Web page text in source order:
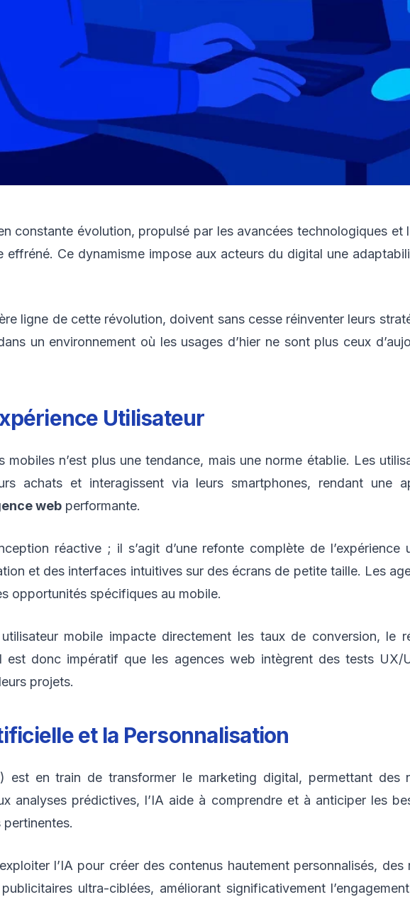
constante évolution, propulsé par les avancées technologiques et
effréné. Ce dynamisme impose aux acteurs du digital une
ligne de cette révolution, doivent sans cesse réinventer leurs
un environnement où les usages d’hier ne sont plus ceux
Utilisateur
mobiles n’est plus une tendance, mais une norme établie. Les
achats et interagissent via leurs smartphones, rendant une
web performante.
réactive ; il s’agit d’une refonte complète de
et des interfaces intuitives sur des écrans de petite taille. Les
opportunités spécifiques au mobile.
mobile impacte directement les taux de conversion, le
est donc impératif que les agences web intègrent des tests UX/
projets.
et la Personnalisation
est en train de transformer le marketing digital, permettant des
analyses prédictives, l’IA aide à comprendre et à anticiper les
l’IA pour créer des contenus hautement personnalisés,
ultra-ciblées, améliorant significativement